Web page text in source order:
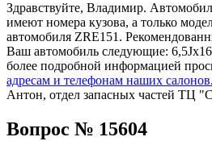
Здравствуйте, Владимир.
имеют номера кузова, а только
автомобиля ZRE151.
Ваш автомобиль следующие:
более подробной информацией
адресам и телефонам наших салонов.
Антон, отдел запасных частей ТЦ
Вопрос № 15604